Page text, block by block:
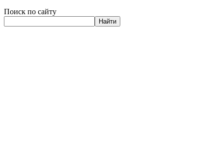
Поиск по сайту
Найти